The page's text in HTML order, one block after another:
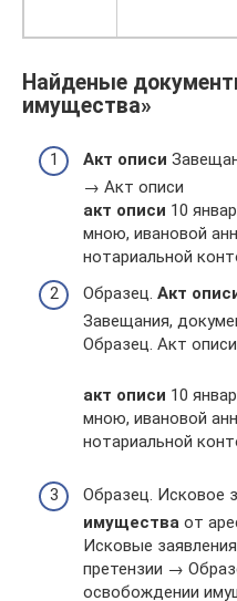
Найденые
имущества»
Акт описи
→ Акт описи
акт описи 10
мною, ивановой
нотариальной
Образец. Акт
Завещания,
Образец. Акт описи
акт описи 10
мною, ивановой
нотариальной
Образец. Исковое
имущества от
Исковые
претензии →
освобождении